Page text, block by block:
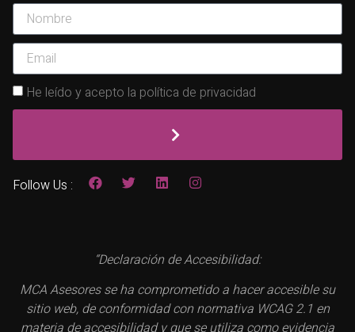
He leído y acepto la política de privacidad
Follow Us :
“Declaración de Accesibilidad:
MCA Asesores se ha comprometido a hacer accesible su
sitio web, de conformidad con normativa WCAG 2.1 en